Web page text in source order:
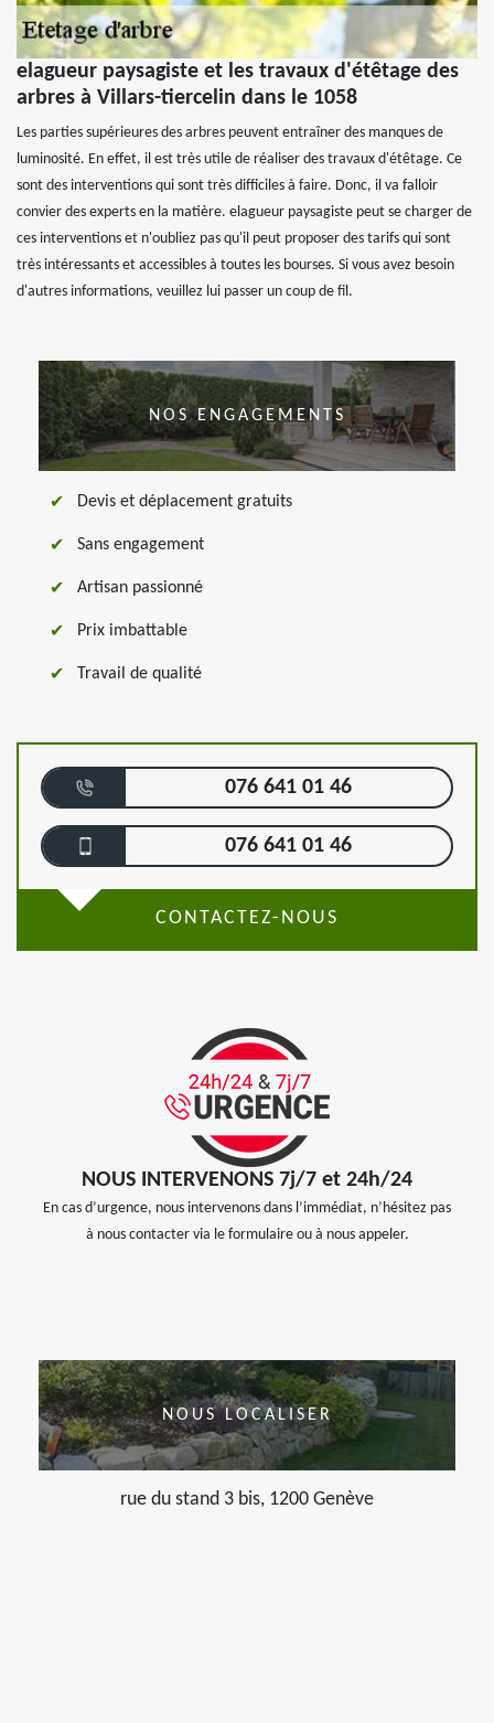
elagueur paysagiste et les travaux d'étêtage des
arbres à Villars-tiercelin dans le 1058
Les parties supérieures des arbres peuvent entraîner des manques de
luminosité. En effet, il est très utile de réaliser des travaux d'étêtage. Ce
sont des interventions qui sont très difficiles à faire. Donc, il va falloir
convier des experts en la matière. elagueur paysagiste peut se charger de
ces interventions et n'oubliez pas qu'il peut proposer des tarifs qui sont
très intéressants et accessibles à toutes les bourses. Si vous avez besoin
d'autres informations, veuillez lui passer un coup de fil.
NOS ENGAGEMENTS
Devis et déplacement gratuits
Sans engagement
Artisan passionné
Prix imbattable
Travail de qualité
076 641 01 46
076 641 01 46
CONTACTEZ-NOUS
NOUS INTERVENONS 7j/7 et 24h/24
En cas d’urgence, nous intervenons dans l’immédiat, n’hésitez pas
à nous contacter via le formulaire ou à nous appeler.
NOUS LOCALISER
rue du stand 3 bis, 1200 Genève